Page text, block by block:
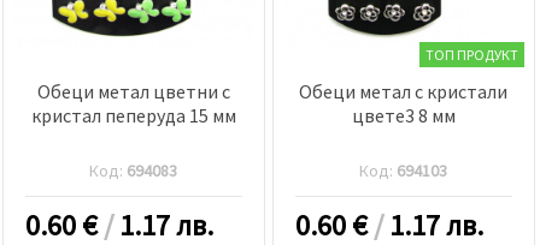
Обеци метал цветни с
кристал пеперуда 15 мм
Код: 694083
0.60€/1.17 лв.
ТОП ПРОДУКТ
Обеци метал с кристали
цвете3 8 мм
Код: 694103
0.60€/1.17 лв.